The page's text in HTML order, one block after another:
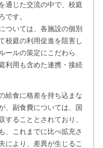
通じた交流の中で、校庭
です。
ついては、各施設の個別
校庭の利用促進を阻害し
ールの策定にこだわら
利用も含めた連携・接続
給食に格差を持ち込まな
、副食費については、国
することとされており、
、これまでに比べ拡充さ
により、差異が生じるこ